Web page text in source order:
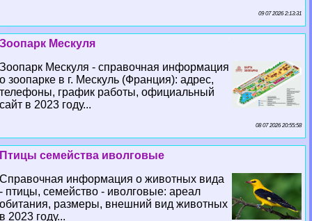
09 07 2026 2:13:31
Зоопарк Мескуля
Зоопарк Мескуля - справочная информация
о зоопарке в г. Мескуль (Франция): адрес,
телефоны, график работы, официальный
сайт в 2023 году...
08 07 2026 20:55:58
Птицы семейства иволговые
Справочная информация о животных вида
- птицы, семейство - иволговые: ареал
обитания, размеры, внешний вид животных
в 2023 году...